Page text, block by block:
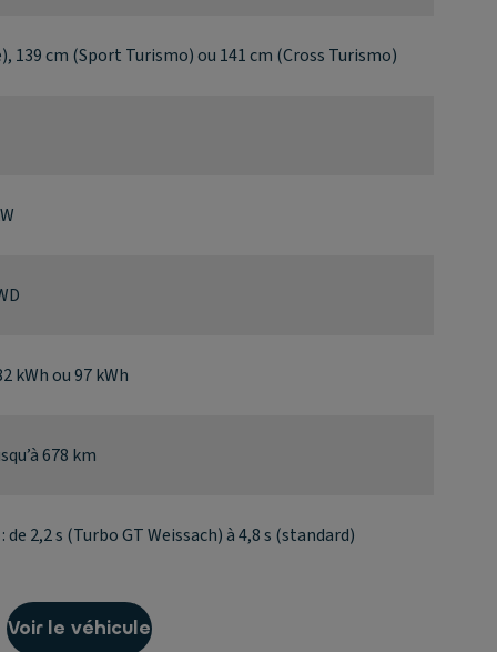
139 cm (Sport Turismo) ou 141 cm (Cross Turismo)
kWh ou 97 kWh
678 km
2,2 s (Turbo GT Weissach) à 4,8 s (standard)
Voir le véhicule